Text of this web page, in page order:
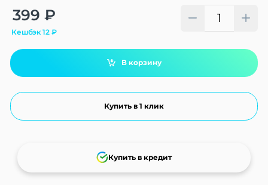
399 ₽
Кешбэк12₽
В корзину
Купить в 1 клик
Купить в кредит
Alternative: